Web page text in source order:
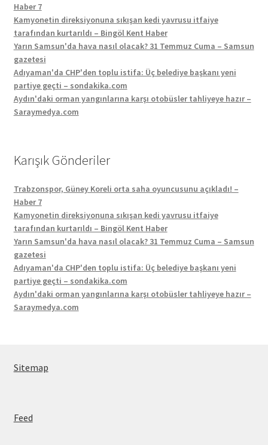
Haber 7
Kamyonetin direksiyonuna sıkışan kedi yavrusu itfaiye
tarafından kurtarıldı – Bingöl Kent Haber
Yarın Samsun'da hava nasıl olacak? 31 Temmuz Cuma – Samsun
gazetesi
Adıyaman'da CHP'den toplu istifa: Üç belediye başkanı yeni
partiye geçti – sondakika.com
Aydın'daki orman yangınlarına karşı otobüsler tahliyeye hazır –
Saraymedya.com
Karışık Gönderiler
Trabzonspor, Güney Koreli orta saha oyuncusunu açıkladı! –
Haber 7
Kamyonetin direksiyonuna sıkışan kedi yavrusu itfaiye
tarafından kurtarıldı – Bingöl Kent Haber
Yarın Samsun'da hava nasıl olacak? 31 Temmuz Cuma – Samsun
gazetesi
Adıyaman'da CHP'den toplu istifa: Üç belediye başkanı yeni
partiye geçti – sondakika.com
Aydın'daki orman yangınlarına karşı otobüsler tahliyeye hazır –
Saraymedya.com
Sitemap
Feed